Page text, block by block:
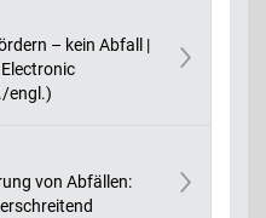
– kein Abfall |
Electronic
engl.)
von Abfällen: